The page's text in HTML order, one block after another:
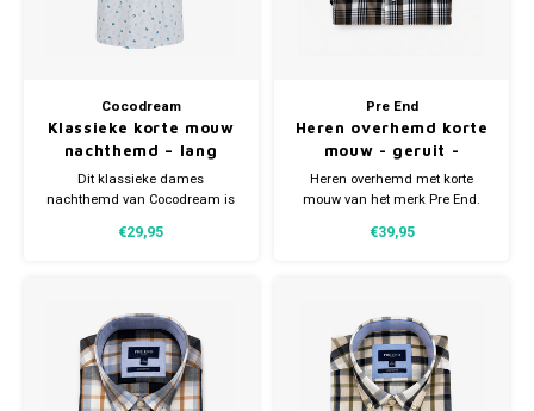
Cocodream
Klassieke korte mouw
nachthemd – lang
model – 100% katoen
Dit klassieke dames
nachthemd van Cocodream is
houdt van comfort, luchtigheid
het uitstekend ademt en prettig
aanvoelt op de huid.
€29,95
Pre End
Heren overhemd korte
mouw - geruit -
strijkvrij
Heren overhemd met korte
mouw van het merk Pre End.
35% polyester. Verkrijgbaar in
€39,95